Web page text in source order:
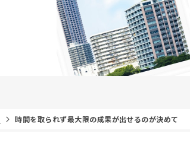
時間を取られず最大限の成果が出せるのが決めて